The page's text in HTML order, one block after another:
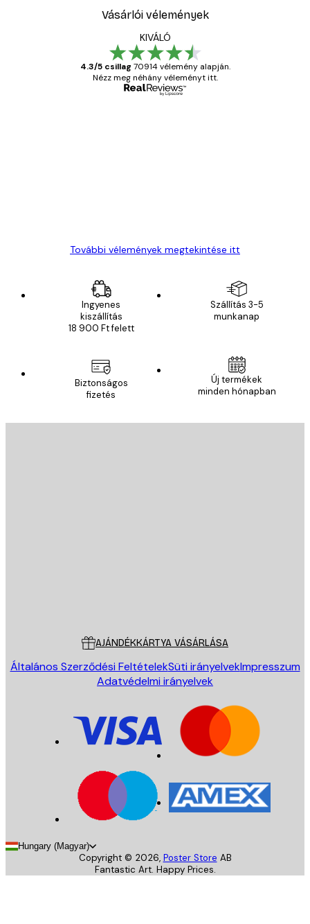
Vásárlói vélemények
KIVÁLÓ
4.3/5 csillag 70914 vélemény alapján.
Nézz meg néhány véleményt itt.
További vélemények megtekintése itt
Ingyenes
kiszállítás
18 900 Ft felett
Szállítás 3-5
munkanap
Biztonságos
fizetés
Új termékek
minden hónapban
AJÁNDÉKKÁRTYA VÁSÁRLÁSA
Általános Szerződési FeltételekSüti irányelvekImpresszum
Adatvédelmi irányelvek
Hungary (Magyar)
Copyright © 2026, Poster Store AB
Fantastic Art. Happy Prices.